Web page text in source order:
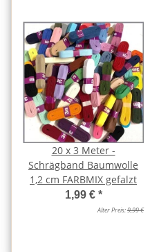
20 x 3 Meter -
Schrägband Baumwolle
1,2 cm FARBMIX gefalzt
1,99 € *
Alter Preis:9,99 €